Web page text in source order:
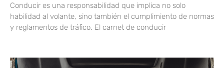
Conducir es una responsabilidad que implica no solo
habilidad al volante, sino también el cumplimiento de normas
y reglamentos de tráfico. El carnet de conducir